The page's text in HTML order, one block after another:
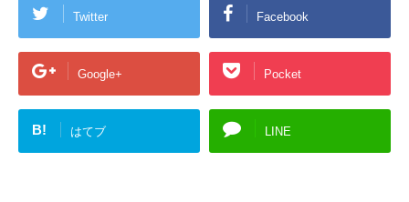
Twitter Facebook
Google+ Pocket
B! はてブ LINE